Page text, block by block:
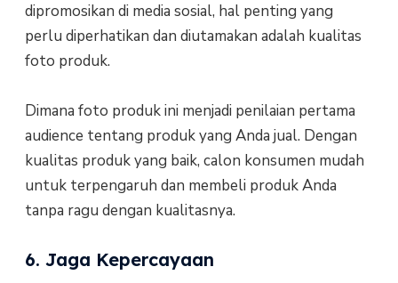
dipromosikan di media sosial, hal penting yang
perlu diperhatikan dan diutamakan adalah kualitas
foto produk.
Dimana foto produk ini menjadi penilaian pertama
audience tentang produk yang Anda jual. Dengan
kualitas produk yang baik, calon konsumen mudah
untuk terpengaruh dan membeli produk Anda
tanpa ragu dengan kualitasnya.
6. Jaga Kepercayaan